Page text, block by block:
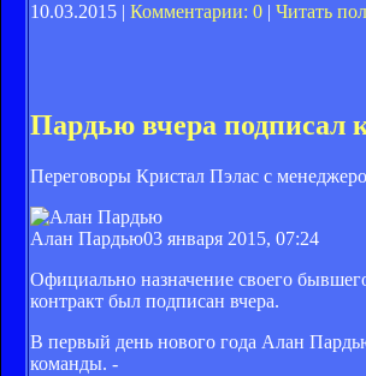
10.03.2015 | Комментарии: 0 | Читать
Пардью вчера подписал
Переговоры Кристал Пэлас с
Алан Пардью03 января 2015, 07:24
Официально назначение своего
контракт был подписан вчера.
В первый день нового года Алан
команды. -